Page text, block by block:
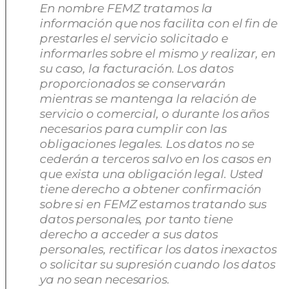
En nombre FEMZ tratamos la
información que nos facilita con el fin de
prestarles el servicio solicitado e
informarles sobre el mismo y realizar, en
su caso, la facturación. Los datos
proporcionados se conservarán
mientras se mantenga la relación de
servicio o comercial, o durante los años
necesarios para cumplir con las
obligaciones legales. Los datos no se
cederán a terceros salvo en los casos en
que exista una obligación legal. Usted
tiene derecho a obtener confirmación
sobre si en FEMZ estamos tratando sus
datos personales, por tanto tiene
derecho a acceder a sus datos
personales, rectificar los datos inexactos
o solicitar su supresión cuando los datos
ya no sean necesarios.